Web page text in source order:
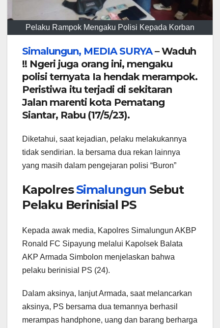
Pelaku Rampok Mengaku Polisi Kepada Korban
Simalungun, MEDIA SURYA– Waduh
!! Ngeri juga orang ini, mengaku
polisi ternyata Ia hendak merampok.
Peristiwa itu terjadi di sekitaran
Jalan marenti kota Pematang
Siantar, Rabu (17/5/23).
Diketahui, saat kejadian, pelaku melakukannya
tidak sendirian. Ia bersama dua rekan lainnya
yang masih dalam pengejaran polisi “Buron”
KapolresSimalungun Sebut
Pelaku Berinisial PS
Kepada awak media, Kapolres Simalungun AKBP
Ronald FC Sipayung melalui Kapolsek Balata
AKP Armada Simbolon menjelaskan bahwa
pelaku berinisial PS (24).
Dalam aksinya, lanjut Armada, saat melancarkan
aksinya, PS bersama dua temannya berhasil
merampas handphone, uang dan barang berharga